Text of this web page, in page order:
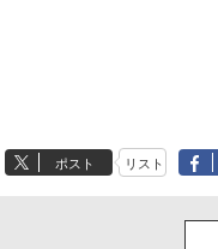
ポスト リスト